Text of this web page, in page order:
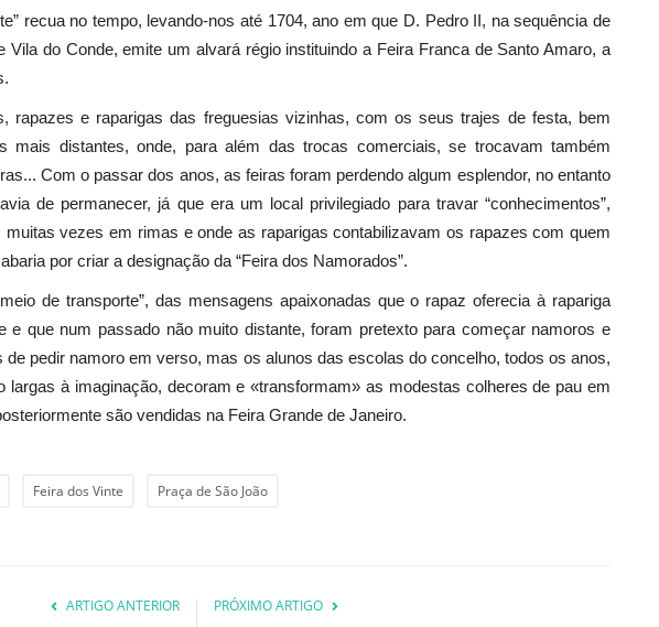
recua no tempo, levando-nos até 1704, ano em que D. Pedro II, na sequência de
Vila do Conde, emite um alvará régio instituindo a Feira Franca de Santo Amaro, a
rapazes e raparigas das freguesias vizinhas, com os seus trajes de festa, bem
mais distantes, onde, para além das trocas comerciais, se trocavam também
Com o passar dos anos, as feiras foram perdendo algum esplendor, no entanto
de permanecer, já que era um local privilegiado para travar “conhecimentos”,
vezes em rimas e onde as raparigas contabilizavam os rapazes com quem
por criar a designação da “Feira dos Namorados”.
de transporte”, das mensagens apaixonadas que o rapaz oferecia à rapariga
e que num passado não muito distante, foram pretexto para começar namoros e
pedir namoro em verso, mas os alunos das escolas do concelho, todos os anos,
largas à imaginação, decoram e «transformam» as modestas colheres de pau em
são vendidas na Feira Grande de Janeiro.
Feira dos Vinte Praça de São João
ARTIGO ANTERIOR PRÓXIMO ARTIGO